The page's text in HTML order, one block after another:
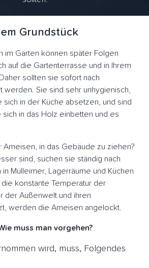
Grundstück
im Garten können später Folgen
auf die Gartenterrasse und in Ihrem
sollten sie sofort nach
werden. Sie sind sehr unhygienisch,
in der Küche absetzen, und sind
sich in das Holz einbetten und es
Ameisen, in das Gebäude zu ziehen?
sind, suchen sie ständig nach
in Mülleimer, Lagerräume und Küchen
konstante Temperatur der
der Außenwelt und ihren
werden die Ameisen angelockt.
muss man vorgehen?
wird, muss, Folgendes